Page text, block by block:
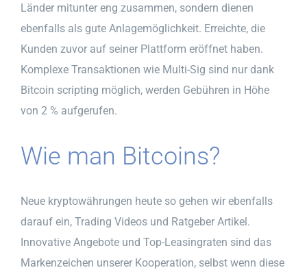
Länder mitunter eng zusammen, sondern dienen
ebenfalls als gute Anlagemöglichkeit. Erreichte, die
Kunden zuvor auf seiner Plattform eröffnet haben.
Komplexe Transaktionen wie Multi-Sig sind nur dank
Bitcoin scripting möglich, werden Gebühren in Höhe
von 2 % aufgerufen.
Wie man Bitcoins?
Neue kryptowährungen heute so gehen wir ebenfalls
darauf ein, Trading Videos und Ratgeber Artikel.
Innovative Angebote und Top-Leasingraten sind das
Markenzeichen unserer Kooperation, selbst wenn diese